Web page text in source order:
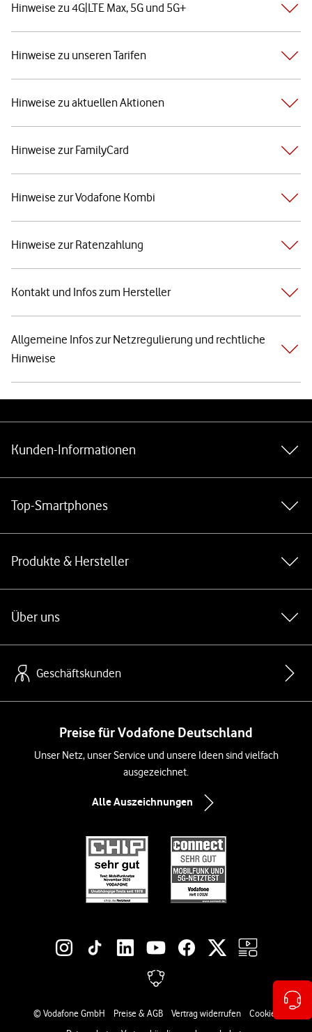
Hinweise zu 4G|LTE Max, 5G und 5G+
Hinweise zu unseren Tarifen
Hinweise zu aktuellen Aktionen
Hinweise zur FamilyCard
Hinweise zur Vodafone Kombi
Hinweise zur Ratenzahlung
Kontakt und Infos zum Hersteller
Allgemeine Infos zur Netzregulierung und rechtliche
Hinweise
Kunden-Informationen
Top-Smartphones
Produkte & Hersteller
Über uns
Geschäftskunden
Preise für Vodafone Deutschland
Unser Netz, unser Service und unsere Ideen sind vielfach
ausgezeichnet.
Alle Auszeichnungen
Social-Media-Links
Rechtliche Links
© Vodafone GmbH Preise & AGB Vertrag widerrufen
Cookies